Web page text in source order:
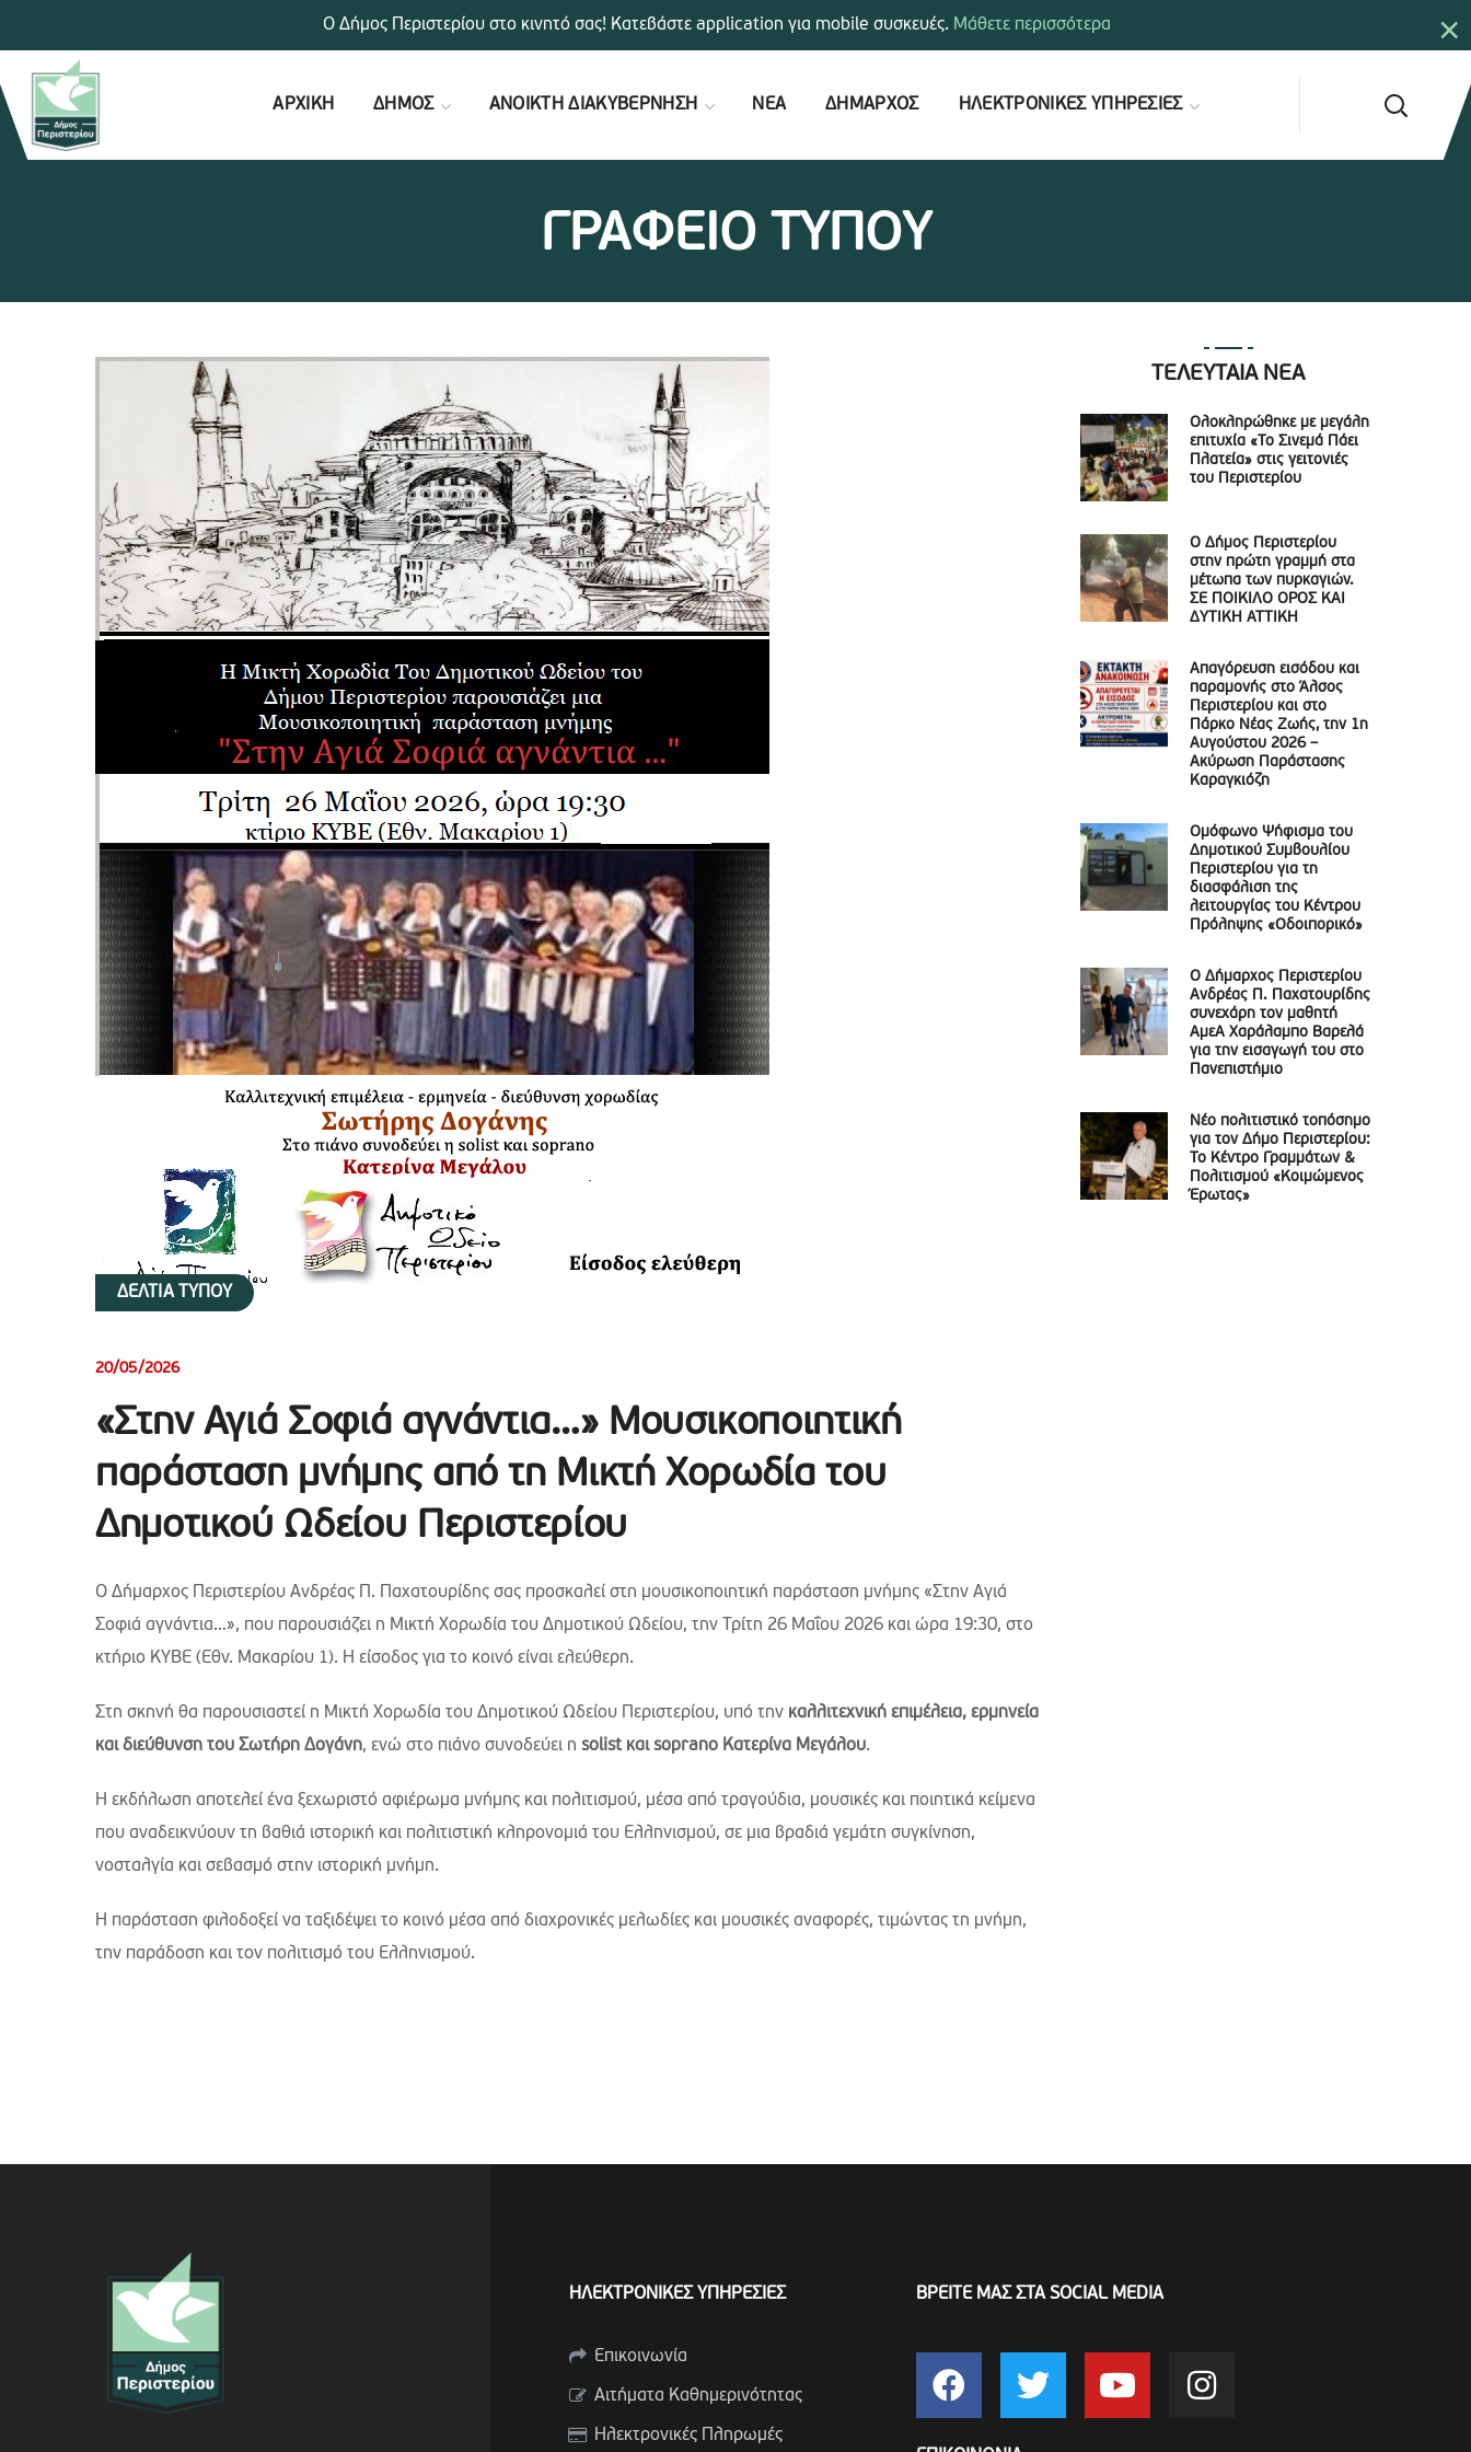
ΑΡΧΙΚΗ ΔΗΜΟΣ ΑΝΟΙΚΤΗ ΔΙΑΚΥΒΕΡΝΗΣΗ ΝΕΑ ΔΗΜΑΡΧΟΣ ΗΛΕΚΤΡΟΝΙΚΕΣ ΥΠΗΡΕΣΙΕΣ
ΓΡΑΦΕΙΟ ΤΥΠΟΥ
ΔΕΛΤΙΑ ΤΥΠΟΥ
20/05/2026
«Στην Αγιά Σοφιά αγνάντια…» Μουσικοποιητική
παράσταση μνήμης από τη Μικτή Χορωδία του
Δημοτικού Ωδείου Περιστερίου
Ο Δήμαρχος Περιστερίου Ανδρέας Π. Παχατουρίδης σας προσκαλεί στη μουσικοποιητική παράσταση μνήμης «Στην Αγιά
Σοφιά αγνάντια…», που παρουσιάζει η Μικτή Χορωδία του Δημοτικού Ωδείου, την Τρίτη 26 Μαΐου 2026 και ώρα 19:30, στο
κτήριο ΚΥΒΕ (Εθν. Μακαρίου 1). Η είσοδος για το κοινό είναι ελεύθερη.
Στη σκηνή θα παρουσιαστεί η Μικτή Χορωδία του Δημοτικού Ωδείου Περιστερίου, υπό την καλλιτεχνική επιμέλεια, ερμηνεία
και διεύθυνση του Σωτήρη Δογάνη, ενώ στο πιάνο συνοδεύει η solist και soprano Κατερίνα Μεγάλου.
Η εκδήλωση αποτελεί ένα ξεχωριστό αφιέρωμα μνήμης και πολιτισμού, μέσα από τραγούδια, μουσικές και ποιητικά κείμενα
που αναδεικνύουν τη βαθιά ιστορική και πολιτιστική κληρονομιά του Ελληνισμού, σε μια βραδιά γεμάτη συγκίνηση,
νοσταλγία και σεβασμό στην ιστορική μνήμη.
Η παράσταση φιλοδοξεί να ταξιδέψει το κοινό μέσα από διαχρονικές μελωδίες και μουσικές αναφορές, τιμώντας τη μνήμη,
την παράδοση και τον πολιτισμό του Ελληνισμού.
ΤΕΛΕΥΤΑΙΑ ΝΕΑ
Ολοκληρώθηκε με μεγάλη
επιτυχία «Το Σινεμά Πάει
Πλατεία» στις γειτονιές
του Περιστερίου
Ο Δήμος Περιστερίου
στην πρώτη γραμμή στα
μέτωπα των πυρκαγιών.
ΣΕ ΠΟΙΚΙΛΟ ΟΡΟΣ ΚΑΙ
ΔΥΤΙΚΗ ΑΤΤΙΚΗ
Απαγόρευση εισόδου και
παραμονής στο Άλσος
Περιστερίου και στο
Πάρκο Νέας Ζωής, την 1η
Αυγούστου 2026 –
Ακύρωση Παράστασης
Καραγκιόζη
Ομόφωνο Ψήφισμα του
Δημοτικού Συμβουλίου
Περιστερίου για τη
διασφάλιση της
λειτουργίας του Κέντρου
Πρόληψης «Οδοιπορικό»
Ο Δήμαρχος Περιστερίου
Ανδρέας Π. Παχατουρίδης
συνεχάρη τον μαθητή
ΑμεΑ Χαράλαμπο Βαρελά
για την εισαγωγή του στο
Πανεπιστήμιο
Νέο πολιτιστικό τοπόσημο
για τον Δήμο Περιστερίου:
Το Κέντρο Γραμμάτων &
Πολιτισμού «Κοιμώμενος
Έρωτας»
ΗΛΕΚΤΡΟΝΙΚΕΣ ΥΠΗΡΕΣΙΕΣ
Επικοινωνία
Αιτήματα Καθημερινότητας
Ηλεκτρονικές Πληρωμές
ΒΡΕΙΤΕ ΜΑΣ ΣΤΑ SOCIAL MEDIA
×
Ο Δήμος Περιστερίου στο κινητό σας! Κατεβάστε application για mobile συσκευές. Μάθετε περισσότερα